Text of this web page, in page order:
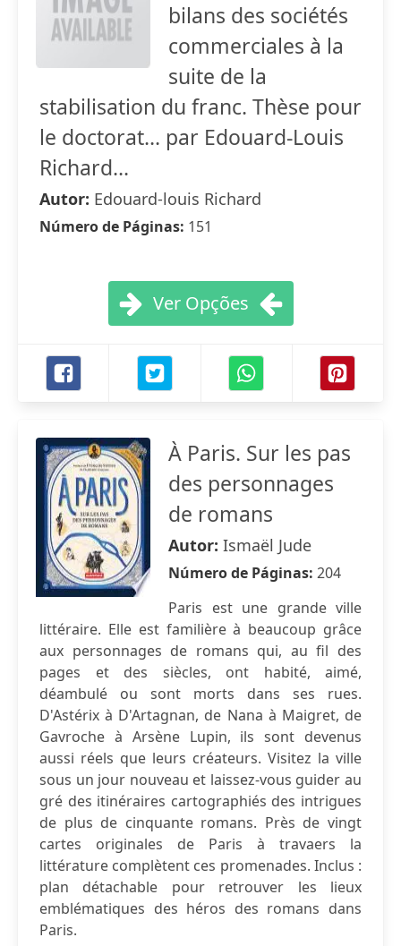
bilans des sociétés
commerciales à la
suite de la
stabilisation du franc. Thèse pour
le doctorat... par Edouard-Louis
Richard...
Autor: Edouard-louis Richard
Número de Páginas: 151
Ver Opções
À Paris. Sur les pas
des personnages
de romans
Autor: Ismaël Jude
Número de Páginas: 204
Paris est une grande ville
littéraire. Elle est familière à beaucoup grâce
aux personnages de romans qui, au fil des
pages et des siècles, ont habité, aimé,
déambulé ou sont morts dans ses rues.
D'Astérix à D'Artagnan, de Nana à Maigret, de
Gavroche à Arsène Lupin, ils sont devenus
aussi réels que leurs créateurs. Visitez la ville
sous un jour nouveau et laissez-vous guider au
gré des itinéraires cartographiés des intrigues
de plus de cinquante romans. Près de vingt
cartes originales de Paris à travaers la
littérature complètent ces promenades. Inclus :
plan détachable pour retrouver les lieux
emblématiques des héros des romans dans
Paris.